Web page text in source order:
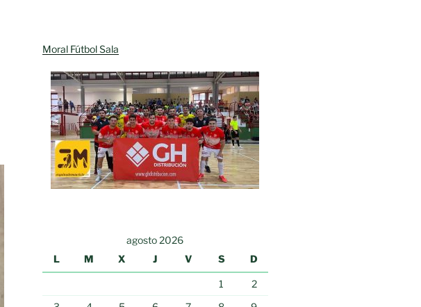
Moral Fútbol Sala
agosto 2026
L
M X J V S D
1
2